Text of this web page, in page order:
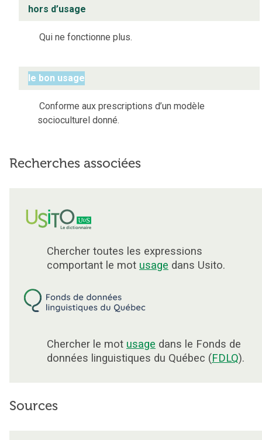
hors d’usage
Qui ne fonctionne plus.
le bon usage
Conforme aux prescriptions d’un modèle
socioculturel donné.
Recherches associées
Chercher toutes les expressions
comportant le mot usage dans Usito.
Chercher le mot usage dans le Fonds de
données linguistiques du Québec (FDLQ).
Sources